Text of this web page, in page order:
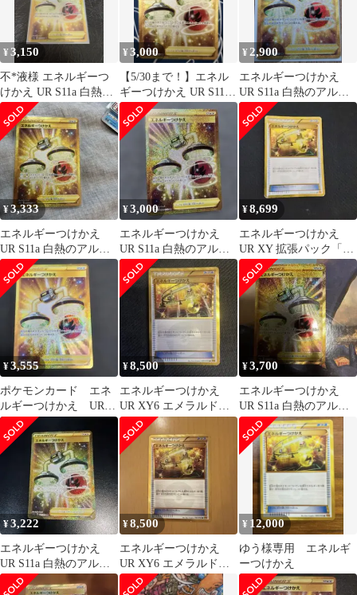
¥3,150
不*液様 エネルギーつ
けかえ UR S11a 白熱の
アルカナ 093/068
¥3,000
【5/30まで！】エネル
ギーつけかえ UR S11a
白熱のアルカナ
¥ 2,900
エネルギーつけかえ
UR S11a 白熱のアルカ
ナ 093/068
¥3,333
エネルギーつけかえ
UR S11a 白熱のアルカ
ナ 093/068
¥3,000
エネルギーつけかえ
UR S11a 白熱のアルカ
ナ 093/068
¥8,699
エネルギーつけかえ
UR XY 拡張パック「エ
メラルドブレイク」
¥3,555
ポケモンカード エネ
ルギーつけかえ UR1
枚093/068
¥8,500
エネルギーつけかえ
UR XY6 エメラルドブ
レイク 090/078
¥3,700
エネルギーつけかえ
UR S11a 白熱のアルカ
ナ 093/068
¥3,222
エネルギーつけかえ
UR S11a 白熱のアルカ
ナ 093/068
¥8,500
エネルギーつけかえ
UR XY6 エメラルドブ
レイク 090/078
¥ 12,000
ゆう様専用 エネルギ
ーつけかえ